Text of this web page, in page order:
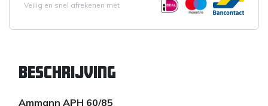
Veilig en snel afrekenen met
Beschrijving
Ammann APH 60/85